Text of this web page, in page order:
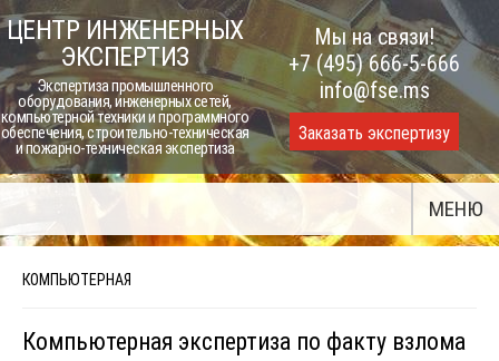
Skip
to
content
ЦЕНТР ИНЖЕНЕРНЫХ
ЭКСПЕРТИЗ
Экспертиза промышленного
оборудования, инженерных сетей,
компьютерной техники и программного
обеспечения, строительно-техническая
и пожарно-техническая экспертиза
Мы на связи!
+7 (495) 666-5-666
info@fse.ms
Заказать экспертизу
МЕНЮ
КОМПЬЮТЕРНАЯ
Компьютерная экспертиза по факту взлома